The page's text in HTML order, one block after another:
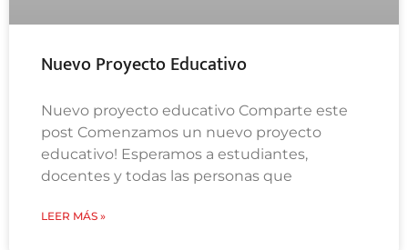
Nuevo Proyecto Educativo
Nuevo proyecto educativo Comparte este
post Comenzamos un nuevo proyecto
educativo! Esperamos a estudiantes,
docentes y todas las personas que
LEER MÁS »